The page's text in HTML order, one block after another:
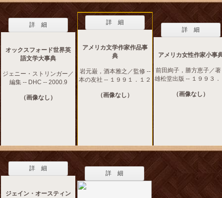
詳 細
オックスフォード世界英
語文学大事典
ジェニー・ストリンガー／
編集 -- DHC -- 2000.9
（画像なし）
詳 細
アメリカ文学作家作品事
典
岩元巌，酒本雅之／監修 --
本の友社 -- １９９１．１２
（画像なし）
詳 細
アメリカ女性作家小事
前田絢子，勝方恵子／著
雄松堂出版 -- １９９３
（画像なし）
詳 細
ジェイン・オースティン
詳 細